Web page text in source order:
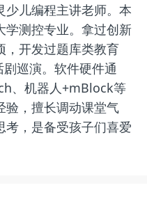
少儿编程主讲老师。本
学测控专业。拿过创新
，开发过题库类教育
巡演。软件硬件通
、机器人+mBlock等
验，擅长调动课堂气
考，是备受孩子们喜爱